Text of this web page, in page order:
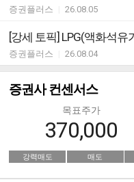
증권플러스 26.08.05
증권플러스 26.08.04
증권사 컨센서스
목표주가
370,000
강력매도 매도